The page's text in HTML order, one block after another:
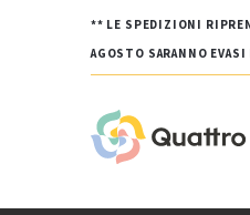
** LE SPEDIZIONI
AGOSTO SARANNO EVASI